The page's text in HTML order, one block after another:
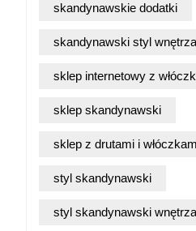
skandynawskie dodatki
skandynawski styl wnętrza
sklep internetowy z
sklep skandynawski
sklep z drutami i
styl skandynawski
styl skandynawski wnętrza